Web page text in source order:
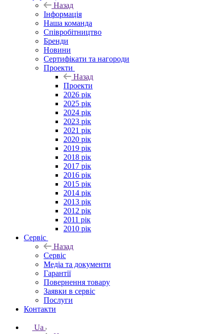
Назад
Інформація
Наша команда
Співробітництво
Бренди
Новини
Сертифікати та нагороди
Проекти
Назад
Проекти
2026 рік
2025 рік
2024 рік
2023 рік
2021 рік
2020 рік
2019 рік
2018 рік
2017 рік
2016 рік
2015 рік
2014 рік
2013 рік
2012 рік
2011 рік
2010 рік
Сервіс
Назад
Сервіс
Медіа та документи
Гарантії
Повернення товару
Заявки в сервіс
Послуги
Контакти
Ua